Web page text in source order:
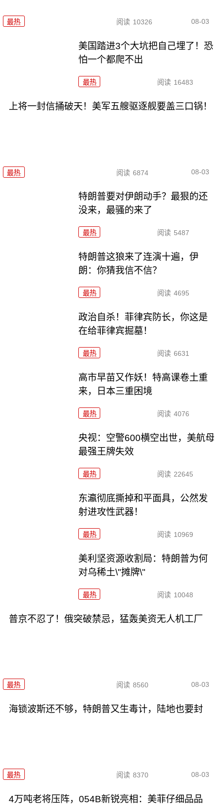
最热 阅读 10326 08-03
美国踏进3个大坑把自己埋了！恐
怕一个都爬不出
最热 阅读 16483
上将一封信捅破天！美军五艘驱逐舰要盖三口锅！
最热 阅读 6874 08-03
特朗普要对伊朗动手？最狠的还
没来，最骚的来了
最热 阅读 5487
特朗普这狼来了连演十遍，伊
朗：你猜我信不信？
最热 阅读 4695
政治自杀！菲律宾防长，你这是
在给菲律宾掘墓！
最热 阅读 6631
高市早苗又作妖！特高课卷土重
来，日本三重困境
最热 阅读 4076
央视：空警600横空出世，美航母
最强王牌失效
最热 阅读 22645
东瀛彻底撕掉和平面具，公然发
射进攻性武器！
最热 阅读 10969
美利坚资源收割局：特朗普为何
对乌稀土\"摊牌\"
最热 阅读 10048
普京不忍了！俄突破禁忌，猛轰美资无人机工厂
最热 阅读 8560 08-03
海锁波斯还不够，特朗普又生毒计，陆地也要封
最热 阅读 8370 08-03
4万吨老将压阵，054B新锐亮相：美菲仔细品品